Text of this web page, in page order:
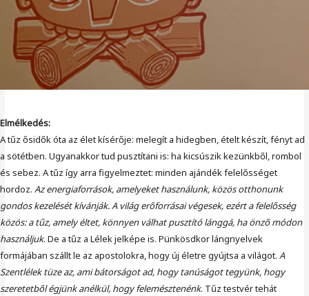
Elmélkedés:
A tűz ősidők óta az élet kísérője: melegít a hidegben, ételt készít, fényt ad
a sötétben. Ugyanakkor tud pusztítani is: ha kicsúszik kezünkből, rombol
és sebez. A tűz így arra figyelmeztet: minden ajándék felelősséget
hordoz.Az energiaforrások, amelyeket használunk, közös otthonunk
gondos kezelését kívánják. A világ erőforrásai végesek, ezért a felelősség
közös: a tűz, amely éltet, könnyen válhat pusztító lánggá, ha önző módon
használjuk. De a tűz a Lélek jelképe is. Pünkösdkor lángnyelvek
formájában szállt le az apostolokra, hogy új életre gyújtsa a világot.A
Szentlélek tüze az, ami bátorságot ad, hogy tanúságot tegyünk, hogy
szeretetből égjünk anélkül, hogy felemésztenénk. Tűz testvér tehát